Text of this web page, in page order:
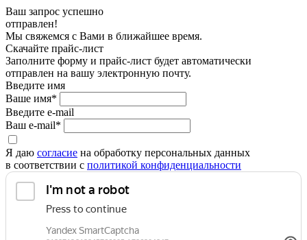
Ваш запрос успешно
отправлен!
Мы свяжемся с Вами в ближайшее время.
Скачайте прайс-лист
Заполните форму и прайс-лист будет автоматически
отправлен на вашу электронную почту.
Введите имя
Ваше имя*
Введите e-mail
Ваш e-mail*
Я даю согласие на обработку персональных данных
в соответствии с политикой конфиденциальности